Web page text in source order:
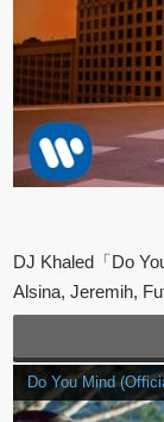
DJ Khaled「Do
Alsina, Jeremih,
Do You Mind